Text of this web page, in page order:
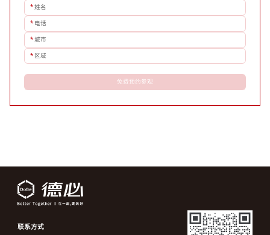
*姓名
* 电话
*城市
* 区域
免费预约参观
联系方式